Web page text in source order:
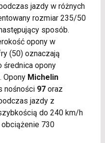
jazdy w różnych
rozmiar 235/50
sposób.
opony w
(50) oznaczają
średnica opony
Opony Michelin
nośności 97oraz
jazdy z
do 240 km/h
730